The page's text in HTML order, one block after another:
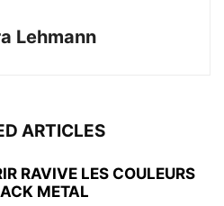
Lehmann
ARTICLES
RAVIVE LES COULEURS
METAL